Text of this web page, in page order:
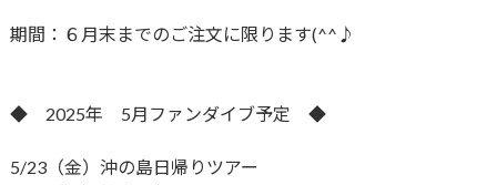
期間：６月末までのご注文に限ります(^^♪
◆ 2025年 5月ファンダイブ予定 ◆
5/23（金）沖の島日帰りツアー